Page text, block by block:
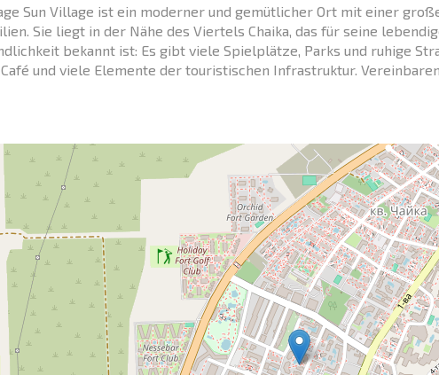
Sun Village ist ein moderner und gemütlicher Ort mit einer
Sie liegt in der Nähe des Viertels Chaika, das für seine
bekannt ist: Es gibt viele Spielplätze, Parks und ruhige
und viele Elemente der touristischen Infrastruktur.